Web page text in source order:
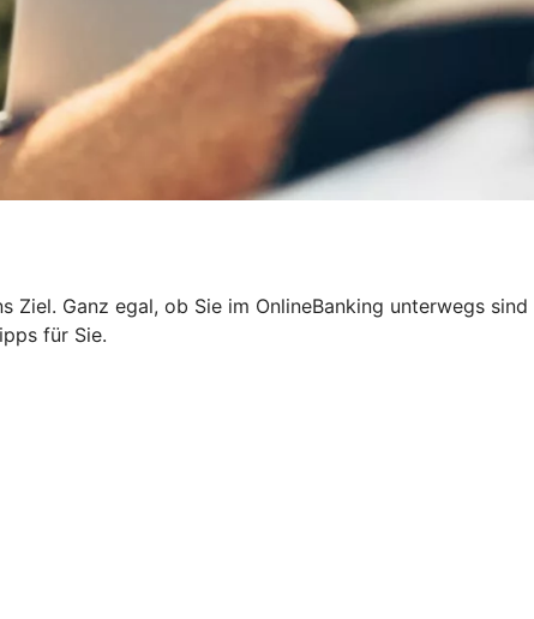
Ziel. Ganz egal, ob Sie im OnlineBanking unterwegs sind
für Sie.